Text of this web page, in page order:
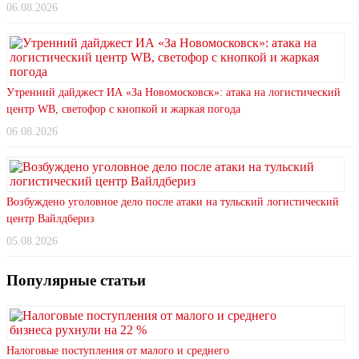
06.08.2026
Утренний дайджест ИА «За Новомосковск»: атака на логистический
центр WB, светофор с кнопкой и жаркая погода
06.08.2026
Возбуждено уголовное дело после атаки на тульский логистический
центр Вайлдбериз
05.08.2026
Популярные статьи
Налоговые поступления от малого и среднего